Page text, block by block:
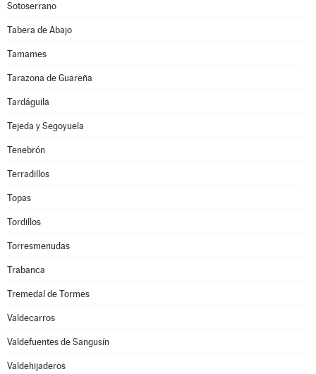
Sotoserrano
Tabera de Abajo
Tamames
Tarazona de Guareña
Tardáguila
Tejeda y Segoyuela
Tenebrón
Terradillos
Topas
Tordillos
Torresmenudas
Trabanca
Tremedal de Tormes
Valdecarros
Valdefuentes de Sangusín
Valdehijaderos